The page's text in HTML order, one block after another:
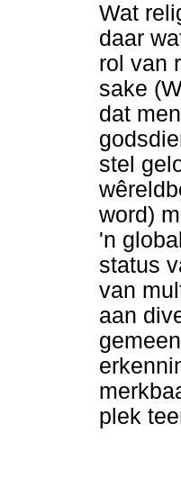
Wat
daar
rol van
sake
dat
stel
word)
'n
status
van
aan
plek